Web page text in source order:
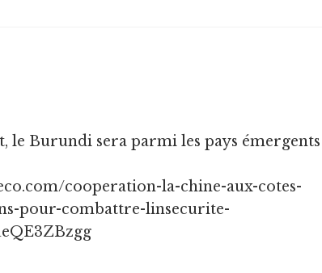
cooperation-la-chine-aux-cotes-
pour-combattre-linsecurite-